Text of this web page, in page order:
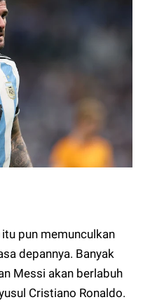
pun memunculkan
depannya. Banyak
Messi akan berlabuh
Cristiano Ronaldo.